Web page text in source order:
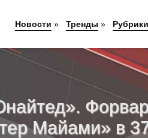
Майами» в
Новости » Тренды » Рубрики